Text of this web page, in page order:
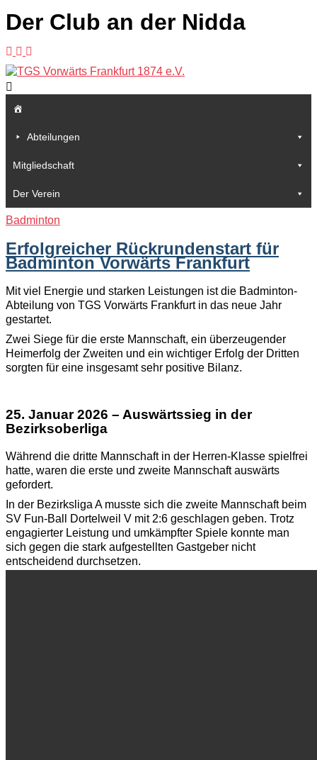
Der Club an der Nidda
Abteilungen
Mitgliedschaft
Der Verein
Badminton
Erfolgreicher Rückrundenstart für
Badminton Vorwärts Frankfurt
Mit viel Energie und starken Leistungen ist die Badminton-
Abteilung von TGS Vorwärts Frankfurt in das neue Jahr
gestartet.
Zwei Siege für die erste Mannschaft, ein überzeugender
Heimerfolg der Zweiten und ein wichtiger Erfolg der Dritten
sorgten für eine insgesamt sehr positive Bilanz.
25. Januar 2026 – Auswärtssieg in der
Bezirksoberliga
Während die dritte Mannschaft in der Herren-Klasse spielfrei
hatte, waren die erste und zweite Mannschaft auswärts
gefordert.
In der Bezirksliga A musste sich die zweite Mannschaft beim
SV Fun-Ball Dortelweil V mit 2:6 geschlagen geben. Trotz
engagierter Leistung und umkämpfter Spiele konnte man
sich gegen die stark aufgestellten Gastgeber nicht
entscheidend durchsetzen.